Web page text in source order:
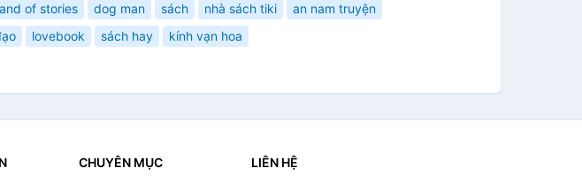
of stories dog man sách nhà sách tiki
an nam truyện
lovebook sách hay kính vạn hoa
CHUYÊN MỤC LIÊN HỆ